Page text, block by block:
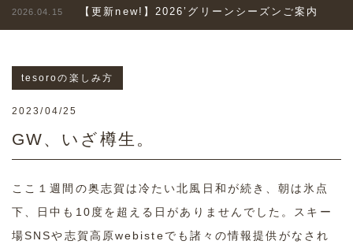
2026.04.15 【更新new!】2026’グリーンシーズンご案内
tesoroの楽しみ方
2023/04/25
GW、いざ樽生。
ここ１週間の奥志賀は冷たい北風日和が続き、朝は氷点
下、日中も10度を超える日がありませんでした。スキー
場SNSや志賀高原webisteでも諸々の情報提供がなされ